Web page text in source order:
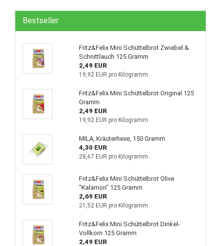
Bestseller
Fritz&Felix Mini Schüttelbrot Zwiebel &
Schnittlauch 125 Gramm
2,49 EUR
19,92 EUR pro Kilogramm
Fritz&Felix Mini Schüttelbrot Original 125
Gramm
2,49 EUR
19,92 EUR pro Kilogramm
MILA, Kräuterhexe, 150 Gramm
4,30 EUR
28,67 EUR pro Kilogramm
Fritz&Felix Mini Schüttelbrot Olive
"Kalamon" 125 Gramm
2,69 EUR
21,52 EUR pro Kilogramm
Fritz&Felix Mini Schüttelbrot Dinkel-
Vollkorn 125 Gramm
2,49 EUR